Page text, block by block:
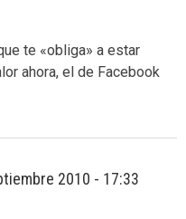
te «obliga» a estar
ahora, el de Facebook
2010 - 17:33